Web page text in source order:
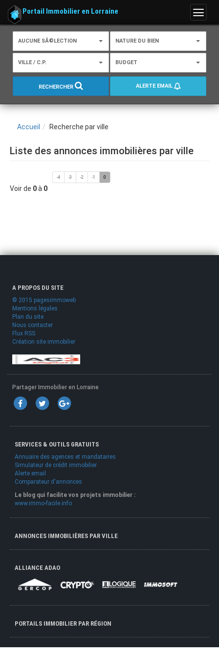
Menu
Portail Immobilier en Lorraine
AUCUNE SÃ©LECTION NATURE DU BIEN
VILLE / C.P. BUDGET
RECHERCHER ALERTE EMAIL
Accueil Recherche par ville
Liste des annonces immobilières par ville
Voir de 0à 0
-4 -3 -2 -1 0
A PROPOS DU SITE
© 2015 pagesimmoweb
Mentions légales
Plan du site
Nous contacter
Flux RSS
Création site immobilier
Partager Immobilier en Lorraine
SERVICES & OUTILS GRATUITS
Annuaire des agences et mandataires
Simulateur de crédit immobilier
Alerte email
Comparateur d'annonces
Le blog qui facilite vos projets immobilier :
www.immo-facile.info
ANNONCES IMMOBILIÈRES PAR VILLE
ALLIANCE ADAO
PORTAILS IMMOBILIER PAR RÉGION